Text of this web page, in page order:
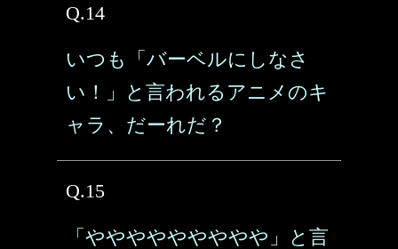
Q.14
いつも「バーベルにしなさ
い！」と言われるアニメのキ
ャラ、だーれだ？
Q.15
「ややややややややや」と言